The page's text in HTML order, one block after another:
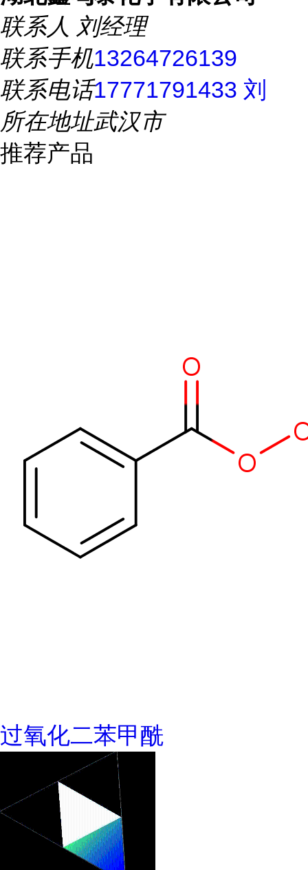
联系人 刘经理
联系手机13264726139
联系电话17771791433 刘
所在地址武汉市
推荐产品
过氧化二苯甲酰